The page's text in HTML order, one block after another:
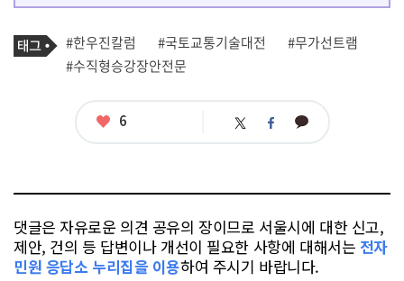
기
사
관
련
태
그
#한우진칼럼 #국토교통기술대전
#무가선트램
#수직형승강장안전문
좋
6 트 페 카
댓글은 자유로운 의견 공유의 장이므로 서울시에 대한 신고,
제안, 건의 등 답변이나 개선이 필요한 사항에 대해서는 전자
민원 응답소 누리집을 이용하여 주시기 바랍니다.